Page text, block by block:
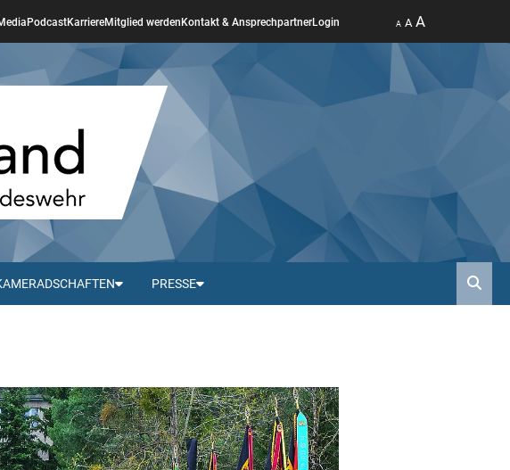
PodcastKarriereMitglied werden Kontakt & AnsprechpartnerLogin A A A
PRESSE